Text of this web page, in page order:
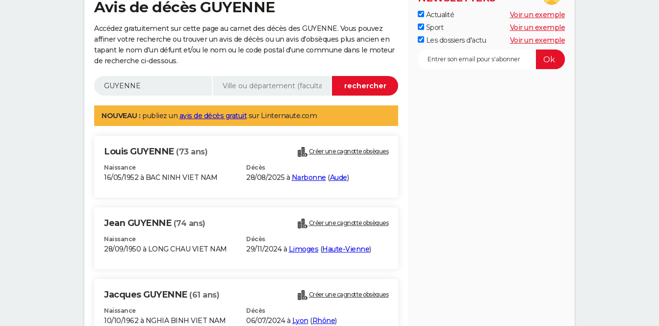
Avis de décès GUYENNE
Accédez gratuitement sur cette page au carnet des décès des GUYENNE. Vous pouvez
affiner votre recherche ou trouver un avis de décès ou un avis d'obsèques plus ancien en
tapant le nom d'un défunt et/ou le nom ou le code postal d'une commune dans le moteur
de recherche ci-dessous.
NOUVEAU : publiez un avis de décès gratuitsur Linternaute.com
Louis GUYENNE (73 ans) Créer une cagnotte obsèques
Naissance
16/05/1952 à BAC NINH VIET NAM
Décès
28/08/2025 à Narbonne (Aude)
Jean GUYENNE (74 ans) Créer une cagnotte obsèques
Naissance
28/09/1950 à LONG CHAU VIET NAM
Décès
29/11/2024 à Limoges (Haute-Vienne)
Jacques GUYENNE (61 ans) Créer une cagnotte obsèques
Naissance
10/10/1962 à NGHIA BINH VIET NAM
Décès
06/07/2024 à Lyon (Rhône)
Actualité
Voir un exemple
Sport
Voir un exemple
Les dossiers d'actu
Voir un exemple